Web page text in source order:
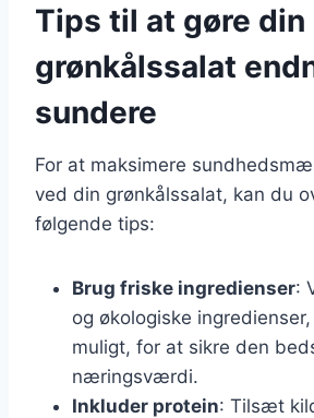
Tips til at gøre din
grønkålssalat
sundere
For at maksimere
ved din grønkålssalat, kan du
følgende tips:
Brug friske ingredienser:
og økologiske
muligt, for at sikre den
næringsværdi.
Inkluder protein: Tilsæt